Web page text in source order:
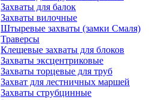
Захваты для балок
Захваты вилочные
Штыревые захваты (замки Смаля)
Траверсы
Клещевые захваты для блоков
Захваты эксцентриковые
Захваты торцевые для труб
Захват для лестничных маршей
Захваты струбцинные